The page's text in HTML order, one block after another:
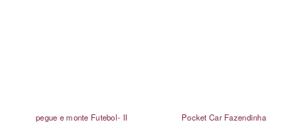
pegue e monte Futebol- II Pocket Car Fazendinha